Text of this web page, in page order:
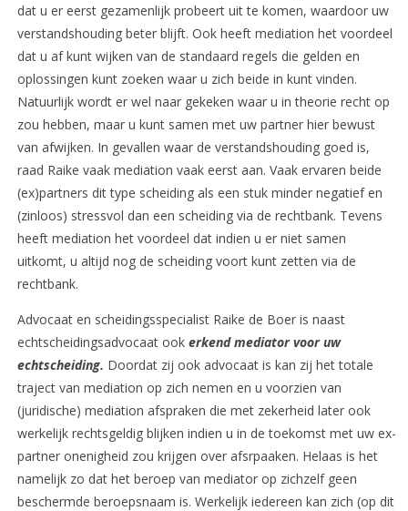
dat u er eerst gezamenlijk probeert uit te komen, waardoor uw
verstandshouding beter blijft. Ook heeft mediation het voordeel
dat u af kunt wijken van de standaard regels die gelden en
oplossingen kunt zoeken waar u zich beide in kunt vinden.
Natuurlijk wordt er wel naar gekeken waar u in theorie recht op
zou hebben, maar u kunt samen met uw partner hier bewust
van afwijken. In gevallen waar de verstandshouding goed is,
raad Raike vaak mediation vaak eerst aan. Vaak ervaren beide
(ex)partners dit type scheiding als een stuk minder negatief en
(zinloos) stressvol dan een scheiding via de rechtbank. Tevens
heeft mediation het voordeel dat indien u er niet samen
uitkomt, u altijd nog de scheiding voort kunt zetten via de
rechtbank.
Advocaat en scheidingsspecialist Raike de Boer is naast
echtscheidingsadvocaat ookerkend mediator voor uw
echtscheiding. Doordat zij ook advocaat is kan zij het totale
traject van mediation op zich nemen en u voorzien van
(juridische) mediation afspraken die met zekerheid later ook
werkelijk rechtsgeldig blijken indien u in de toekomst met uw ex-
partner onenigheid zou krijgen over afsrpaaken. Helaas is het
namelijk zo dat het beroep van mediator op zichzelf geen
beschermde beroepsnaam is. Werkelijk iedereen kan zich (op dit